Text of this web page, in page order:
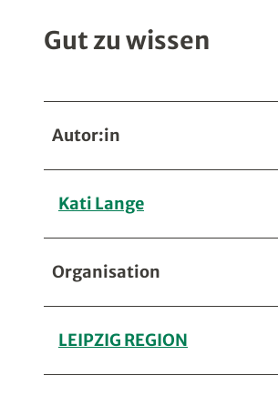
Gut zu wissen
Autor:in
Kati Lange
Organisation
LEIPZIG REGION